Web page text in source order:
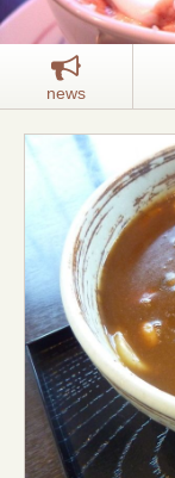
news